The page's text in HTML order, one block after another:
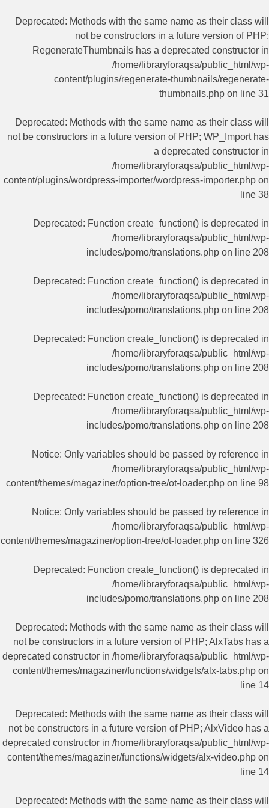
Deprecated: Methods with the same name as their class will
not be constructors in a future version of PHP;
RegenerateThumbnails has a deprecated constructor in
/home/libraryforaqsa/public_html/wp-
content/plugins/regenerate-thumbnails/regenerate-
thumbnails.php on line 31
Deprecated: Methods with the same name as their class will
not be constructors in a future version of PHP; WP_Import has
a deprecated constructor in
/home/libraryforaqsa/public_html/wp-
content/plugins/wordpress-importer/wordpress-importer.php on
line 38
Deprecated: Function create_function() is deprecated in
/home/libraryforaqsa/public_html/wp-
includes/pomo/translations.php on line 208
Deprecated: Function create_function() is deprecated in
/home/libraryforaqsa/public_html/wp-
includes/pomo/translations.php on line 208
Deprecated: Function create_function() is deprecated in
/home/libraryforaqsa/public_html/wp-
includes/pomo/translations.php on line 208
Deprecated: Function create_function() is deprecated in
/home/libraryforaqsa/public_html/wp-
includes/pomo/translations.php on line 208
Notice: Only variables should be passed by reference in
/home/libraryforaqsa/public_html/wp-
content/themes/magaziner/option-tree/ot-loader.php on line 98
Notice: Only variables should be passed by reference in
/home/libraryforaqsa/public_html/wp-
content/themes/magaziner/option-tree/ot-loader.php on line 326
Deprecated: Function create_function() is deprecated in
/home/libraryforaqsa/public_html/wp-
includes/pomo/translations.php on line 208
Deprecated: Methods with the same name as their class will
not be constructors in a future version of PHP; AlxTabs has a
deprecated constructor in /home/libraryforaqsa/public_html/wp-
content/themes/magaziner/functions/widgets/alx-tabs.php on
line 14
Deprecated: Methods with the same name as their class will
not be constructors in a future version of PHP; AlxVideo has a
deprecated constructor in /home/libraryforaqsa/public_html/wp-
content/themes/magaziner/functions/widgets/alx-video.php on
line 14
Deprecated: Methods with the same name as their class will